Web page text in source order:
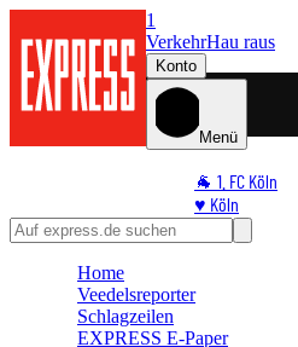
1
VerkehrHau raus
Konto
Menü
🐐 1. FC Köln
♥️ Köln
⭐ Promi
🛒 Shoppingwelt
Home
Veedelsreporter
Schlagzeilen
EXPRESS E-Paper